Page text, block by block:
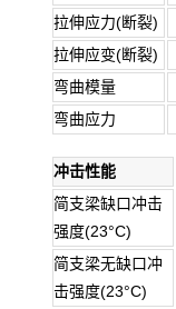
拉伸应力(断裂)
拉伸应变(断裂)
弯曲模量
弯曲应力
冲击性能
简支梁缺口冲击
强度(23°C)
简支梁无缺口冲
击强度(23°C)